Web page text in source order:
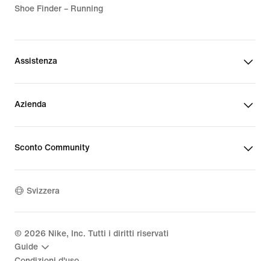
Shoe Finder – Running
Assistenza
Azienda
Sconto Community
Svizzera
© 2026 Nike, Inc. Tutti i diritti riservati
Guide